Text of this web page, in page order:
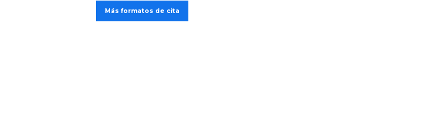
Más formatos de cita